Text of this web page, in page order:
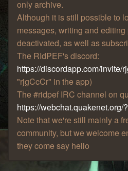
only archive.
Although it is still possible to
messages, writing and
deactivated, as well as
The RIdPEF's discord:
https://discordapp.com/invite/
"rjgCcCr" in the app)
The #ridpef IRC channel on
https://webchat.quakenet.org/
Note that we're still mainly a
community, but we welcome
they come say hello